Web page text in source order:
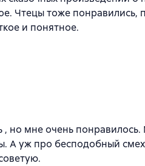
Чтецы тоже понравились,
и понятное.
, но мне очень
А уж про бесподобный